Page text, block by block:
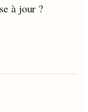
à jour ?